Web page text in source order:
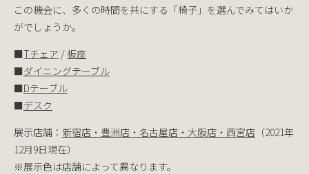
この機会に、多くの時間を共にする「椅子」を選んでみてはいか
がでしょうか。
■Tチェア /板座
■ダイニングテーブル
■Dテーブル
■デスク
展示店舗： 新宿店・豊洲店・名古屋店・大阪店・西宮店 （2021年
12月9日現在）
※展示色は店舗によって異なります。